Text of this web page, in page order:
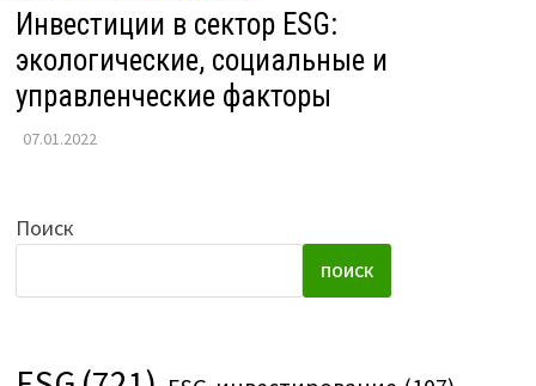
Инвестиции в сектор ESG:
экологические, социальные и
управленческие факторы
07.01.2022
Поиск
ПОИСК